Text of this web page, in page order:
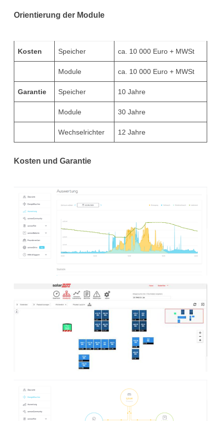
Orientierung der Module
Kosten Speicher ca. 10 000 Euro + MWSt
Module ca. 10 000 Euro + MWSt
Garantie Speicher 10 Jahre
Module 30 Jahre
Wechselrichter 12 Jahre
Kosten und Garantie